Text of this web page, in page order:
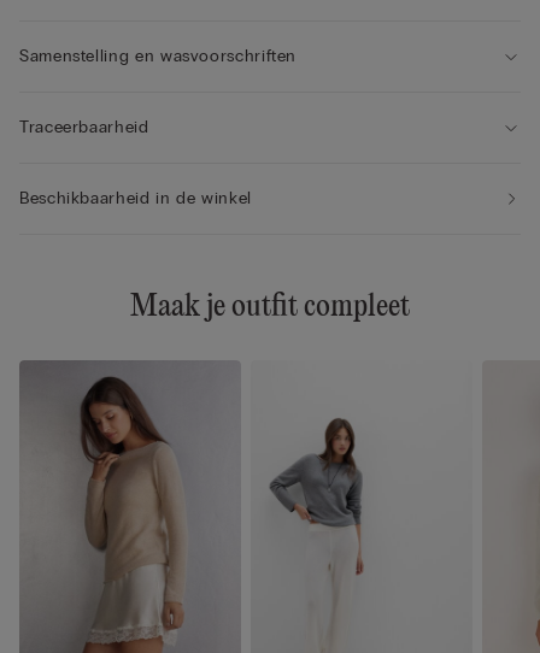
Samenstelling en wasvoorschriften
Traceerbaarheid
Beschikbaarheid in de winkel
Maak je outfit compleet